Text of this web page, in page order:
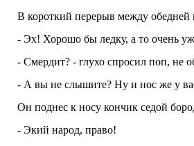
В короткий перерыв между обедней
- Эх! Хорошо бы ледку, а то очень уж
- Смердит? - глухо спросил поп, не
- А вы не слышите? Ну и нос же у
Он поднес к носу кончик седой
- Экий народ, право!